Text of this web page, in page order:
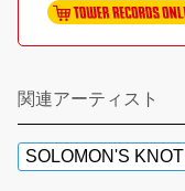
関連アーティスト
SOLOMON'S KNOT